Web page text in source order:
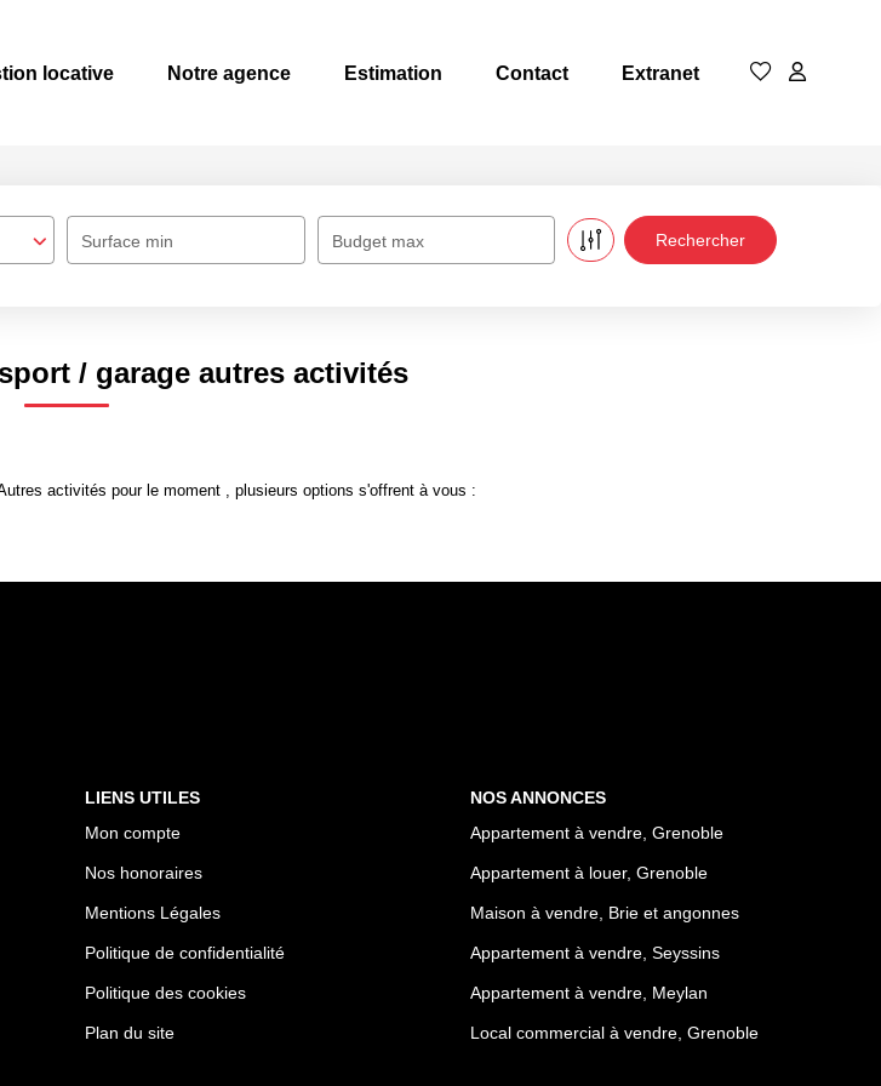
locative Notre agence Estimation Contact Extranet
Surface min Budget max
/ garage autres activités
activités pour le moment , plusieurs options s'offrent à vous :
LIENS UTILES
Mon compte
Nos honoraires
Mentions Légales
Politique de confidentialité
Politique des cookies
Plan du site
NOS ANNONCES
Appartement à vendre, Grenoble
Appartement à louer, Grenoble
Maison à vendre, Brie et angonnes
Appartement à vendre, Seyssins
Appartement à vendre, Meylan
Local commercial à vendre, Grenoble